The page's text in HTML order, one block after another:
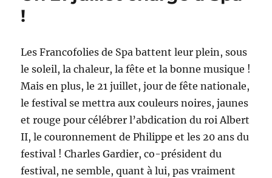
montée
sur
le
de
Philippe
!
!
Les Francofolies de Spa battent leur plein, sous
le soleil, la chaleur, la fête et la bonne musique !
Mais en plus, le 21 juillet, jour de fête nationale,
le festival se mettra aux couleurs noires, jaunes
et rouge pour célébrer l’abdication du roi Albert
II, le couronnement de Philippe et les 20 ans du
festival ! Charles Gardier, co-président du
festival, ne semble, quant à lui, pas vraiment